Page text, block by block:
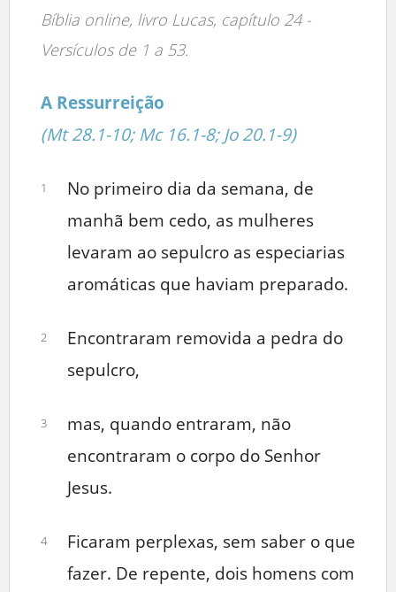
Bíblia online, livro Lucas, capítulo 24 -
Versículos de 1 a 53.
A Ressurreição
(Mt 28.1-10; Mc 16.1-8; Jo 20.1-9)
1
No primeiro dia da semana, de
manhã bem cedo, as mulheres
levaram ao sepulcro as especiarias
aromáticas que haviam preparado.
2
Encontraram removida a pedra do
sepulcro,
3
mas, quando entraram, não
encontraram o corpo do Senhor
Jesus.
4
Ficaram perplexas, sem saber o que
fazer. De repente, dois homens com